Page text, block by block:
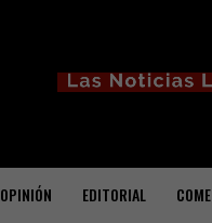
OPINIÓN EDITORIAL